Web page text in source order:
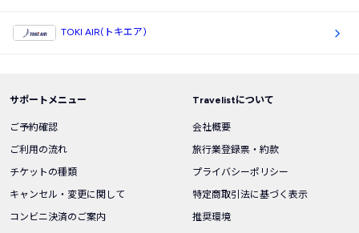
TOKI AIR(トキエア)
サポートメニュー
ご予約確認
ご利用の流れ
チケットの種類
キャンセル・変更に関して
コンビニ決済のご案内
Travelistについて
会社概要
旅行業登録票・約款
プライバシーポリシー
特定商取引法に基づく表示
推奨環境